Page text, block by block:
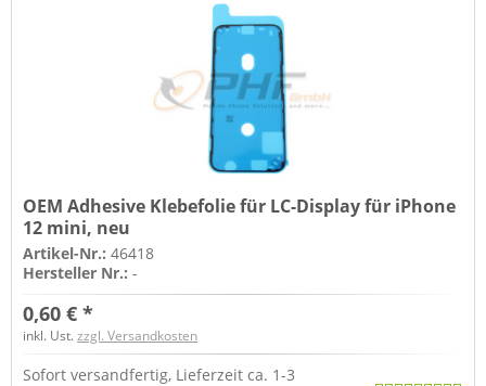
OEM Adhesive Klebefolie für LC-Display für iPhone
12 mini, neu
Artikel-Nr.:46418
Hersteller Nr.:-
0,60 € *
inkl. Ust.zzgl. Versandkosten
Sofort versandfertig, Lieferzeit ca. 1-3